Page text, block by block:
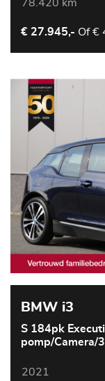
€ 27.945,- Of€
BMW i3
S 184pk
pomp/Camera/
2021